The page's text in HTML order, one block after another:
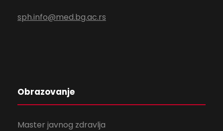
sph.info@med.bg.ac.rs
Obrazovanje
Master javnog zdravlja